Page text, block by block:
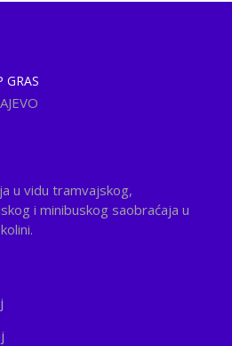
GRAS
u vidu tramvajskog,
i minibuskog saobraćaja u